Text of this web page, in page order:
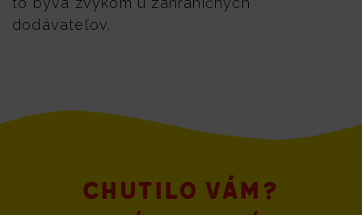
dodávateľov.
Chutilo vám?